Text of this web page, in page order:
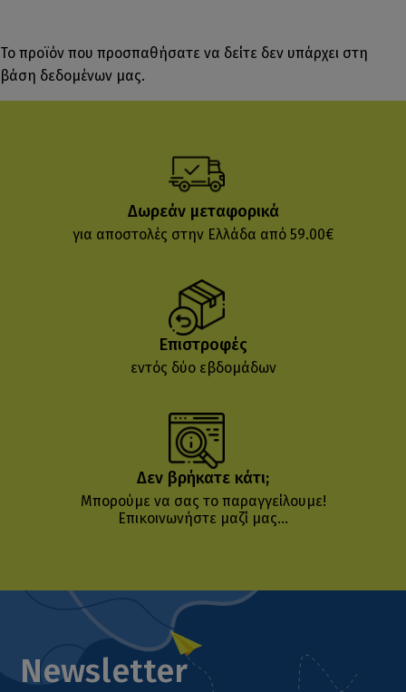
Το προϊόν που προσπαθήσατε να δείτε δεν υπάρχει στη
βάση δεδομένων μας.
Δωρεάν μεταφορικά
για αποστολές στην Ελλάδα από 59.00€
Επιστροφές
εντός δύο εβδομάδων
Δεν βρήκατε κάτι;
Μπορούμε να σας το παραγγείλουμε!
Επικοινωνήστε μαζί μας...
Newsletter